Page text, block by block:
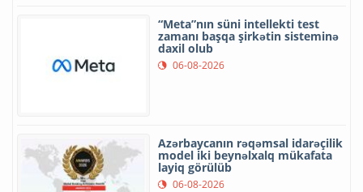
“Meta”nın süni intellekti test
zamanı başqa şirkətin sisteminə
daxil olub
06-08-2026
Azərbaycanın rəqəmsal idarəçilik
model iki beynəlxalq mükafata
layiq görülüb
06-08-2026